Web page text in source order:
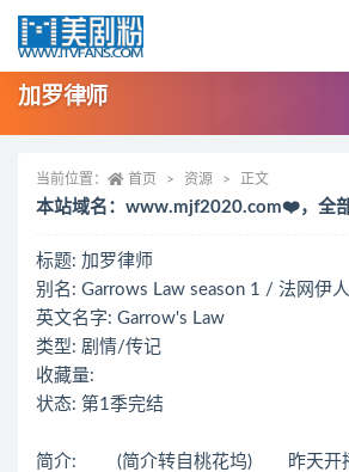
加罗律师
当前位置： 首页 资源 正文
本站域名：www.mjf2020.com❤️，全部
标题: 加罗律师
别名: Garrows Law season 1 / 法网伊人
英文名字: Garrow's Law
类型: 剧情/传记
收藏量:
状态: 第1季完结
简介: (简介转自桃花坞) 昨天开播